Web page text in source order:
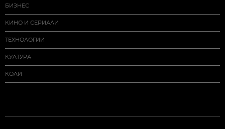
БИЗНЕС
КИНО И СЕРИАЛИ
ТЕХНОЛОГИИ
КУЛТУРА
КОЛИ